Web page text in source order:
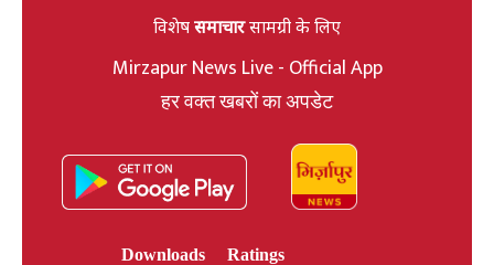
विशेषसमाचारसामग्री के लिए
Mirzapur News Live - Official App
हर वक्त खबरों का अपडेट
Downloads
Ratings